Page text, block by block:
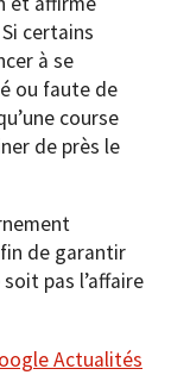
certains
à se
ou faute de
course
de près le
de garantir
pas l’affaire
Actualités